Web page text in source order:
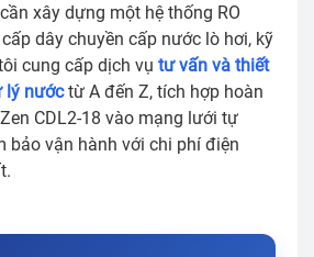
xây dựng một hệ thống RO
dây chuyền cấp nước lò hơi, kỹ
cung cấp dịch vụ tư vấn và thiết
lý nướctừ A đến Z, tích hợp hoàn
CDL2-18 vào mạng lưới tự
bảo vận hành với chi phí điện